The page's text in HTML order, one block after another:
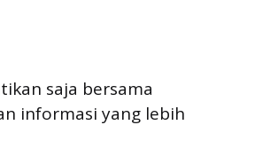
saja bersama
informasi yang lebih